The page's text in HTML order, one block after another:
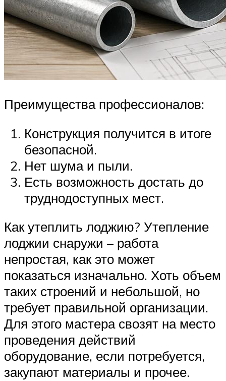
Преимущества профессионалов:
Конструкция получится в итоге
безопасной.
Нет шума и пыли.
Есть возможность достать до
труднодоступных мест.
Как утеплить лоджию? Утепление
лоджии снаружи – работа
непростая, как это может
показаться изначально. Хоть объем
таких строений и небольшой, но
требует правильной организации.
Для этого мастера свозят на место
проведения действий
оборудование, если потребуется,
закупают материалы и прочее.